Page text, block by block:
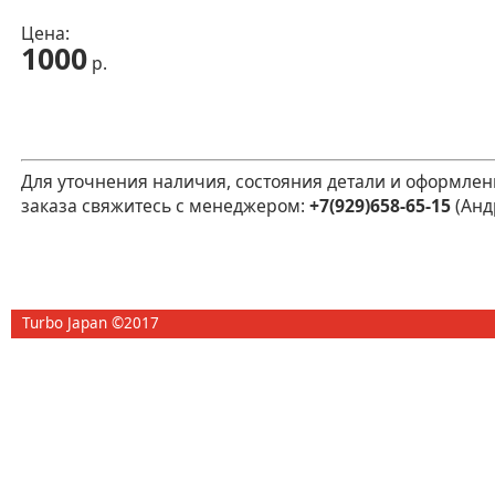
Цена:
1000 р.
Для уточнения наличия, состояния детали и
заказа свяжитесь с менеджером: +7(929)658-65-15
Turbo Japan ©2017